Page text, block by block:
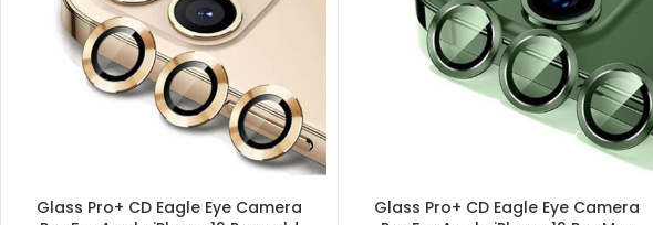
Glass Pro+ CD Eagle Eye Camera
Glass Pro+ CD Eagle Eye Camera